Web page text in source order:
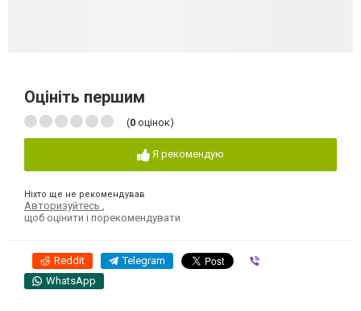
Оцініть першим
(0 оцінок)
Я рекомендую
Ніхто ще не рекомендував
Авторизуйтесь
щоб оцінити і порекомендувати
Reddit Telegram
WhatsApp